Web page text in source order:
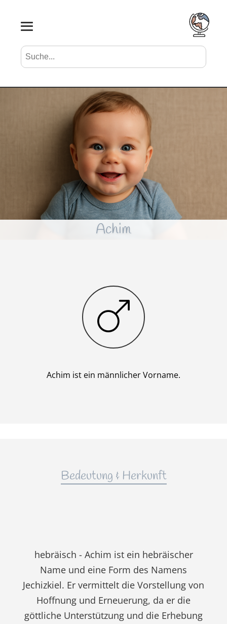
Suche nach Vornamen Search
Achim
Junge
Achim ist ein männlicher Vorname.
Bedeutung & Herkunft
hebräisch - Achim ist ein hebräischer
Name und eine Form des Namens
Jechizkiel. Er vermittelt die Vorstellung von
Hoffnung und Erneuerung, da er die
göttliche Unterstützung und die Erhebung